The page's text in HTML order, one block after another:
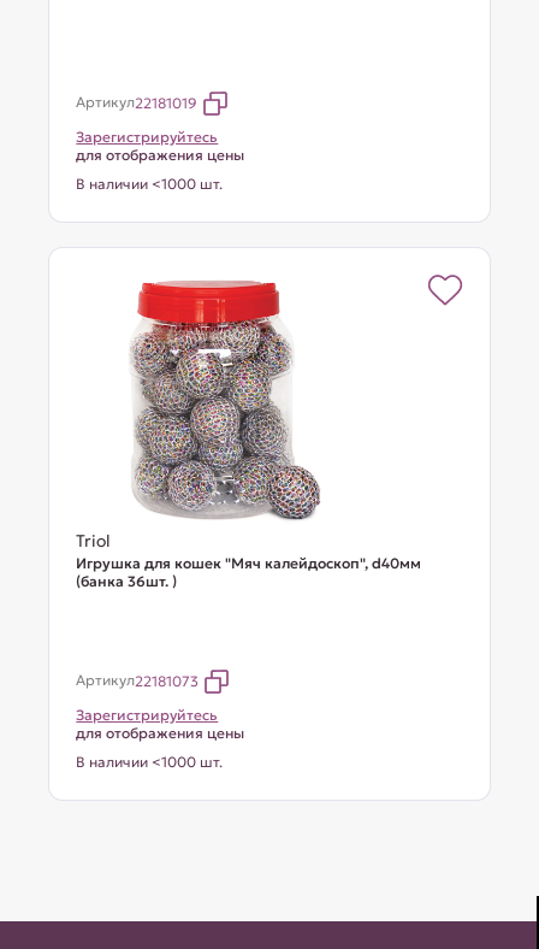
Артикул22181019
Зарегистрируйтесь
для отображения цены
В наличии <1000 шт.
Triol
Игрушка для кошек "Мяч калейдоскоп", d40мм
(банка 36шт. )
Артикул22181073
Зарегистрируйтесь
для отображения цены
В наличии <1000 шт.